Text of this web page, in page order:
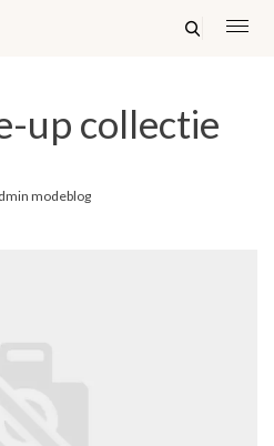
up collectie
modeblog